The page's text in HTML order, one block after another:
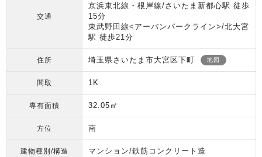
交通
京浜東北線・根岸線/さいたま新都心駅 徒歩
15分
東武野田線<アーバンパークライン>/北大宮
駅 徒歩21分
住所 埼玉県さいたま市大宮区下町 地図
間取 1K
専有面積 32.05㎡
方位 南
建物種別/構造 マンション/鉄筋コンクリート造